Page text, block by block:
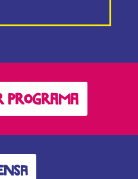
PROGRAMA